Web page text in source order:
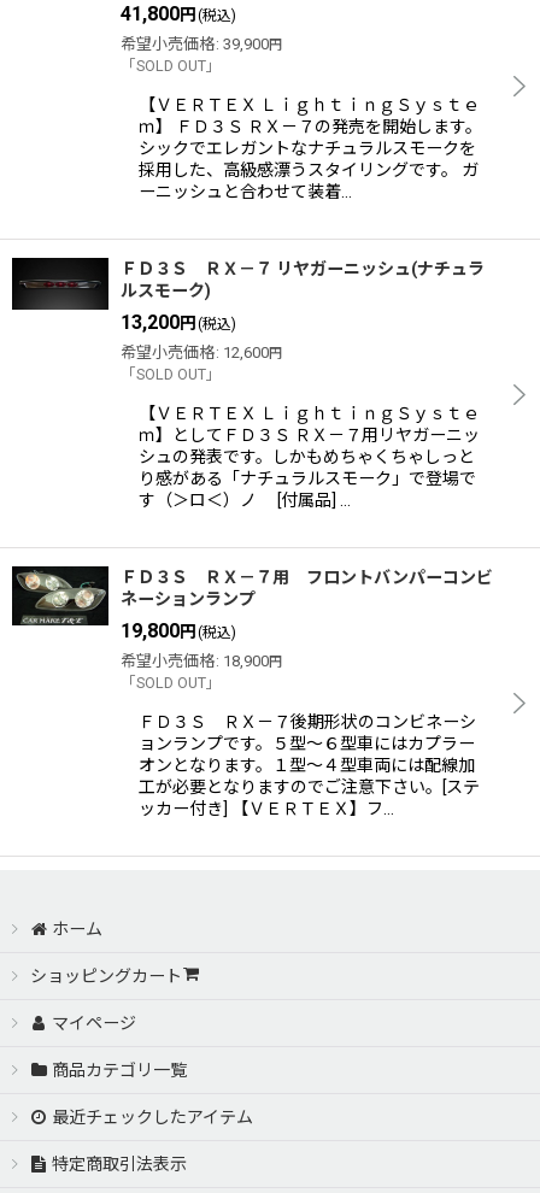
41,800円 (税込)
希望小売価格: 39,900円
「SOLD OUT」
【ＶＥＲＴＥＸ ＬｉｇｈｔｉｎｇＳｙｓｔｅ
ｍ】 ＦＤ３Ｓ ＲＸ－７の発売を開始します。
シックでエレガントなナチュラルスモークを
採用した、高級感漂うスタイリングです。 ガ
ーニッシュと合わせて装着…
ＦＤ３Ｓ ＲＸ－７ リヤガーニッシュ(ナチュラ
ルスモーク)
13,200円 (税込)
希望小売価格: 12,600円
「SOLD OUT」
【ＶＥＲＴＥＸ ＬｉｇｈｔｉｎｇＳｙｓｔｅ
ｍ】としてＦＤ３Ｓ ＲＸ－７用リヤガーニッ
シュの発表です。しかもめちゃくちゃしっと
り感がある「ナチュラルスモーク」で登場で
す（＞ロ＜）ノ [付属品] …
ＦＤ３Ｓ ＲＸ－７用 フロントバンパーコンビ
ネーションランプ
19,800円 (税込)
希望小売価格: 18,900円
「SOLD OUT」
ＦＤ３Ｓ ＲＸ－７後期形状のコンビネーシ
ョンランプです。５型〜６型車にはカプラー
オンとなります。１型〜４型車両には配線加
工が必要となりますのでご注意下さい。[ステ
ッカー付き] 【ＶＥＲＴＥＸ】フ…
ホーム
ショッピングカート
マイページ
商品カテゴリ一覧
最近チェックしたアイテム
特定商取引法表示